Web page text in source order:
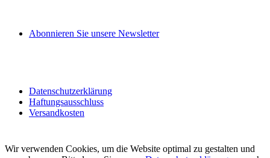
Abonnieren Sie unsere Newsletter
Datenschutzerklärung
Haftungsausschluss
Versandkosten
Wir verwenden Cookies, um die Website optimal zu gestalten und